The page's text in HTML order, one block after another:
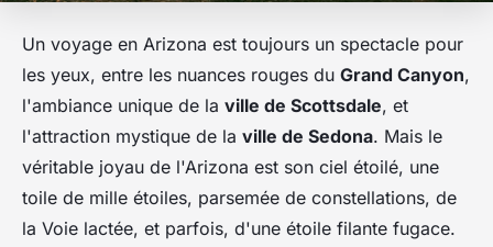
Un voyage en Arizona est toujours un spectacle pour
les yeux, entre les nuances rouges du Grand Canyon,
l'ambiance unique de la ville de Scottsdale, et
l'attraction mystique de la ville de Sedona. Mais le
véritable joyau de l'Arizona est son ciel étoilé, une
toile de mille étoiles, parsemée de constellations, de
la Voie lactée, et parfois, d'une étoile filante fugace.